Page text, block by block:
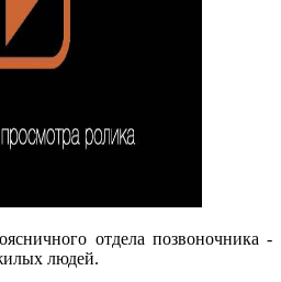
отдела позвоночника -
людей.